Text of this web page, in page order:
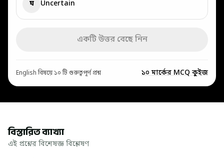
ঘ Uncertain
একটি উত্তর বেছে নিন
English বিষয়ে ১০ টি গুরুত্বপূর্ণ প্রশ্ন ১০ মার্কের MCQ কুইজ
বিস্তারিত ব্যাখ্যা
এই প্রশ্নের বিশেষজ্ঞ বিশ্লেষণ